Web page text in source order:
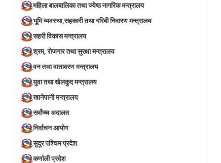
महिला बालबालिका तथा ज्येष्ठ नागरिक मन्त्रालय
भूमि व्यवस्था,सहकारी तथा गरिबी निवारण मन्त्रालय
सहरी विकास मन्त्रालय
श्रम, रोजगार तथा सुरक्षा मन्त्रालय
वन तथा वातावरण मन्त्रालय
युवा तथा खेलकुद मन्त्रालय
खानेपानी मन्त्रालय
सर्वोच्च अदालत
निर्वाचन आयोग
सुदूर पश्चिम प्रदेश
कर्णाली प्रदेश